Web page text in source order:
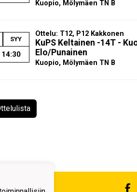
Kuopio, Mölymäen TN B
SYY
14:30
Ottelu: T12, P12 Kakkonen
KuPS Keltainen -14T -
Elo/Punainen
Kuopio, Mölymäen TN B